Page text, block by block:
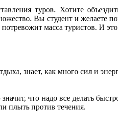
туров. Хотите
Вы студент и желаете
масса туристов. И это
знает, как много сил и
что надо все делать
плыть против течения.